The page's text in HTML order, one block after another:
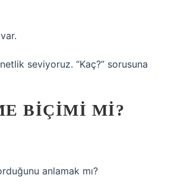
seviyoruz. “Kaç?” sorusuna
BIÇIMI MI?
anlamak mı?